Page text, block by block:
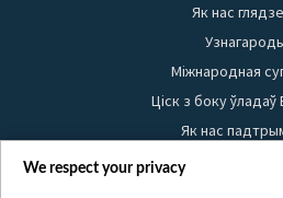
Як нас
Міжнародная
Ціск з боку ўладаў
Як нас
Правілы выкарыстання
We respect your privacy